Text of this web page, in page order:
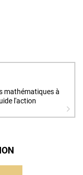
mathématiques à
l'action